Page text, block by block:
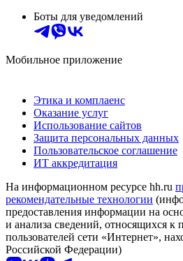
Боты для уведомлений
Мобильное приложение
Этика и комплаенс
Оказание услуг
Использование сайтов
Защита персональных данных
Пользовательское соглашение
ИТ аккредитация
На информационном ресурсе hh.ru
рекомендательные технологии
предоставления информации на
и анализа сведений, относящихся к
пользователей сети «Интернет»,
Российской Федерации)